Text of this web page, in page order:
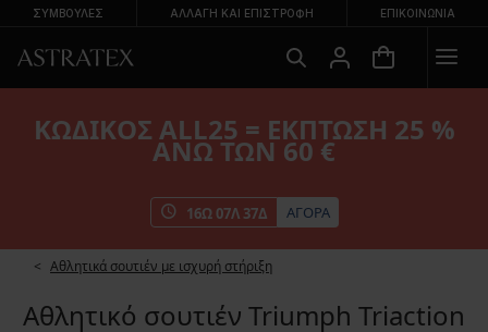
ΣΥΜΒΟΥΛΕΣ ΑΛΛΑΓΉ ΚΑΙ ΕΠΙΣΤΡΟΦΉ ΕΠΙΚΟΙΝΩΝΊΑ
ΚΩΔΙΚΟΣ ALL25 = ΕΚΠΤΩΣΗ 25 %
ΑΝΩ ΤΩΝ 60 €
16Ω 07Λ 37Δ ΑΓΟΡΑ
Αθλητικά σουτιέν με ισχυρή στήριξη
Αθλητικό σουτιέν Triumph Triaction